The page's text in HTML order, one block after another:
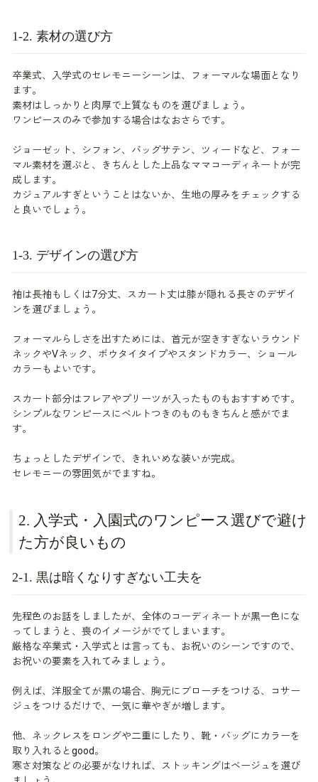
1-2. 素材の選び方
卒業式、入学式のセレモニーシーンは、フォーマルな場面となり
ます。
素材はしっかりと肉厚で上質なものを選びましょう。
ワンピースのみで参加する場合はなおさらです。
ジョーゼット、シフォン、バッグサテン、ツィードなど、フォー
マル素材を選ぶと、きちんとした上品なママコーディネートが完
成します。
カジュアルすぎということはないか、生地の厚みをチェックする
と良いでしょう。
1-3. デザインの選び方
袖は長袖もしくは7分丈、スカート丈は膝が隠れる長さのデザイ
ンを選びましょう。
フォーマルらしさを出すためには、首元が空きすぎないラウンド
ネックやVネック、ボウタイタイプやスタンドカラー、ショール
カラーもよいです。
スカート部分はフレアやプリーツが入ったものもおすすめです。
シンプルなワンピースにベルトつきのものもきちんと感がでま
す。
ちょっとしたデザインで、きれいめな装いが完成。
セレモニーの雰囲気がでますね。
2. 入学式・入園式のワンピース選びで避け
た方が良いもの
2-1. 黒は暗くなりすぎない工夫を
先程色のお話をしましたが、全体のコーディネートが黒一色にな
ってしまうと、喪のイメージがでてしまいます。
厳格な卒業式・入学式とは言っても、お祝いのシーンですので、
お祝いの要素を入れてみましょう。
例えば、洋服全てが黒の場合、胸元にブローチをつける、コサー
ジュをつけるだけで、一気に華やぎが増します。
他、ネックレスをロングや二重にしたり、靴・バッグにカラーを
取り入れるとgood。
寒さ対策などの必要がなければ、ストッキングはベージュを選び